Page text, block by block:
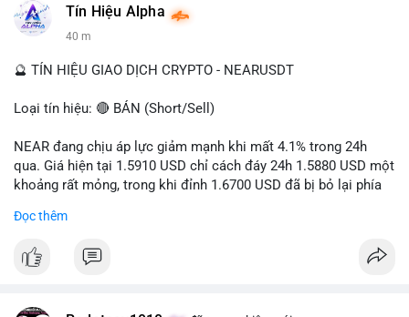
#vlikevn #titanbot
📰 Nguồn: Cointelegraph
Tín Hiệu Alpha
40 m
🔮 TÍN HIỆU GIAO DỊCH CRYPTO - NEARUSDT
Loại tín hiệu: 🔴 BÁN (Short/Sell)
NEAR đang chịu áp lực giảm mạnh khi mất 4.1% trong 24h
qua. Giá hiện tại 1.5910 USD chỉ cách đáy 24h 1.5880 USD một
khoảng rất mỏng, trong khi đỉnh 1.6700 USD đã bị bỏ lại phía
kiểm soát hoàn toàn. Khối lượng giao dịch 10.29 triệu NEAR
tiếp diễn.
Đọc thêm